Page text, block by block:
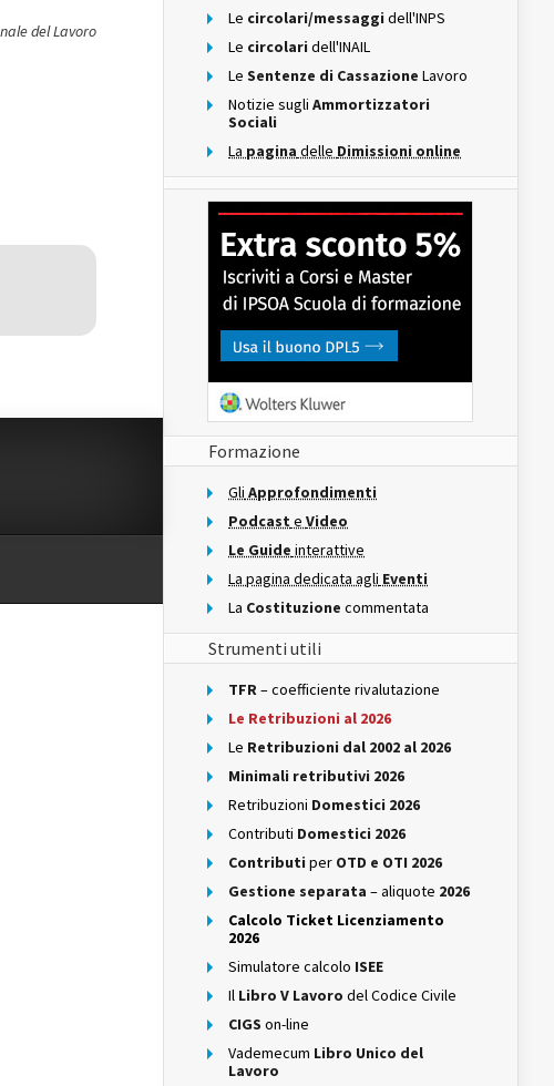
del Lavoro
Le circolari/messaggi dell'INPS
Le circolari dell'INAIL
Le Sentenze di Cassazione Lavoro
Notizie sugli Ammortizzatori
Sociali
La pagina delle Dimissioni online
Formazione
Gli Approfondimenti
Podcast e Video
Le Guide interattive
La pagina dedicata agli Eventi
La Costituzione commentata
Strumenti utili
TFR– coefficiente rivalutazione
Le Retribuzioni al 2026
Le Retribuzioni dal 2002 al 2026
Minimali retributivi 2026
Retribuzioni Domestici 2026
Contributi Domestici 2026
Contributi per OTD e OTI 2026
Gestione separata – aliquote 2026
Calcolo Ticket Licenziamento
2026
Simulatore calcolo ISEE
Il Libro V Lavoro del Codice Civile
CIGS on-line
Vademecum Libro Unico del
Lavoro